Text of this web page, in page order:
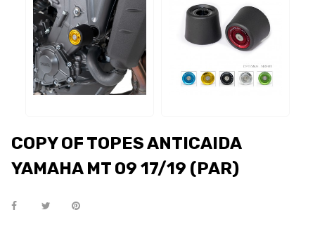
COPY OF TOPES ANTICAIDA
YAMAHA MT 09 17/19 (PAR)